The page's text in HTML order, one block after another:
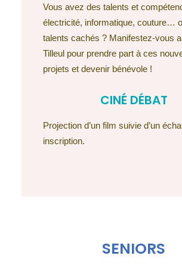
Vous avez des talents et
électricité, informatique, couture…
talents cachés ? Manifestez-vous
Tilleul pour prendre part à ces
projets et devenir bénévole !
CINÉ DÉBAT
Projection d’un film suivie d’un
inscription.
SENIORS